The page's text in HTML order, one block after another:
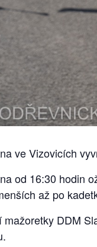
ve Vizovicích
od 16:30 hodin
až po
DDM